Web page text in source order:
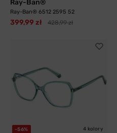
Ray-Ban®
Ray-Ban® 6512 2595 52
399,99 zł 428,99 zł
-56% 4 kolory